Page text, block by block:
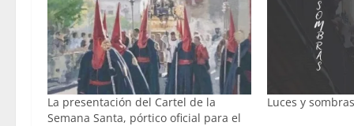
La presentación del Cartel de la
Semana Santa, pórtico oficial para el
Luces y